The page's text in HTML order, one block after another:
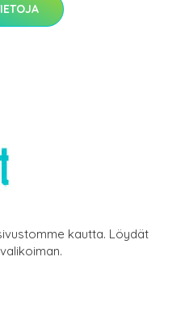
kautta. Löydät